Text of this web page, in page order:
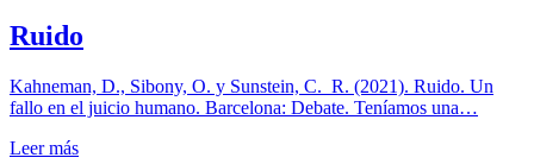
Ruido
Kahneman, D., Sibony, O. y Sunstein, C. R. (2021). Ruido. Un
fallo en el juicio humano. Barcelona: Debate. Teníamos una…
Leer más